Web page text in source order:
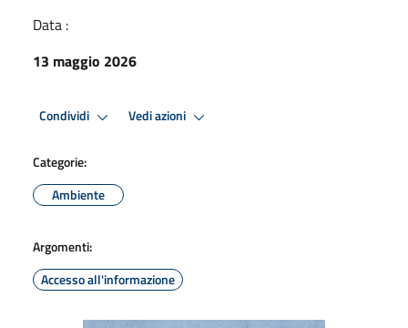
Data :
13 maggio 2026
Condividi Vedi azioni
Categorie:
Ambiente
Argomenti:
Accesso all'informazione